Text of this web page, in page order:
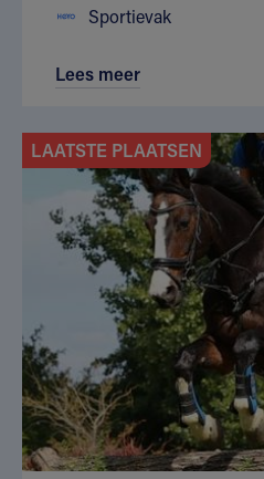
Sportievak
Lees meer
LAATSTE PLAATSEN